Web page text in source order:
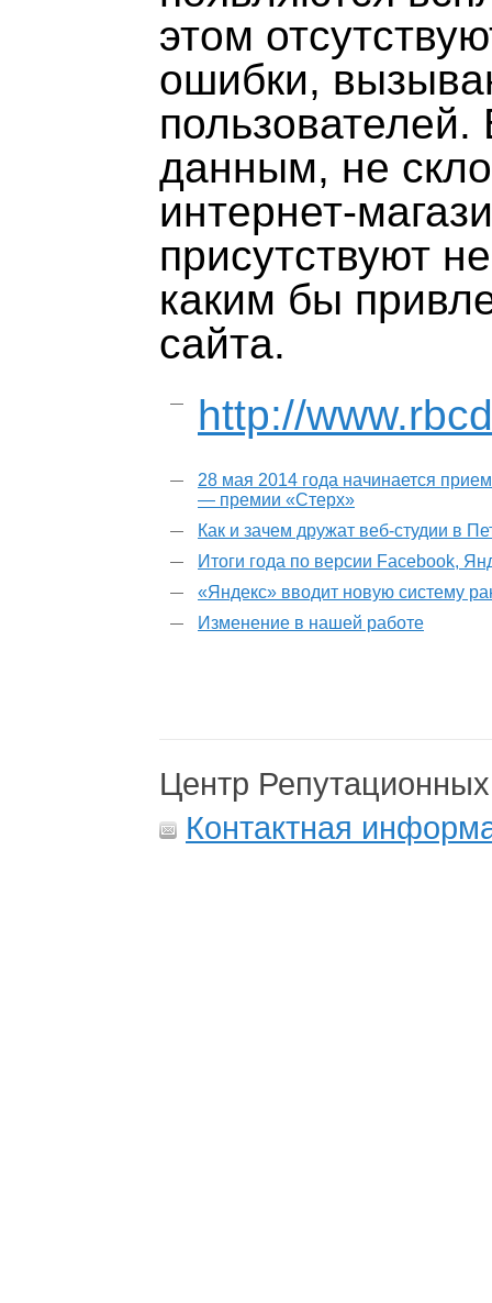
этом
ошибки,
данным, не
интернет-
присутствуют
каким бы
сайта.
http://
28 мая 2014 года начинается
— премии «Стерх»
Как и зачем дружат веб-студии в
Итоги года по версии Facebook,
«Яндекс» вводит новую систему
Изменение в нашей работе
Центр
Контактная